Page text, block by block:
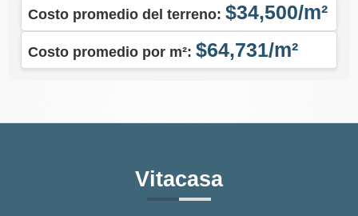
Costo promedio del terreno: $34,500/m²
Costo promedio por m²: $64,731/m²
Vitacasa